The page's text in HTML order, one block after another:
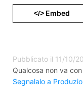
</>Embed
Pubblicato il 11/10/
Qualcosa non va
Segnalalo a